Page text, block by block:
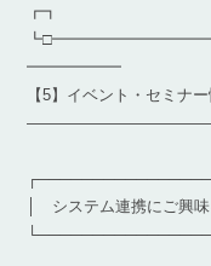
┏┓
━━━━━━
【5】イベント・セミナ
│ システム連携にご興